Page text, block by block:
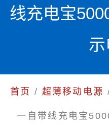
线充电宝
首页 / 超薄移动电源
一自带线充电宝